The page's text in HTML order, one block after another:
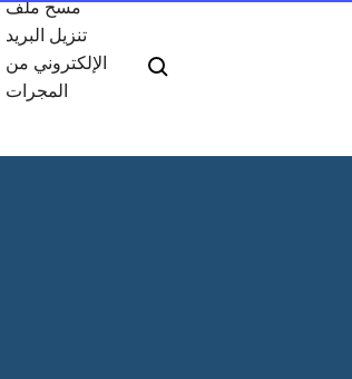
مسح ملف
تنزيل البريد
الإلكتروني من
المجرات